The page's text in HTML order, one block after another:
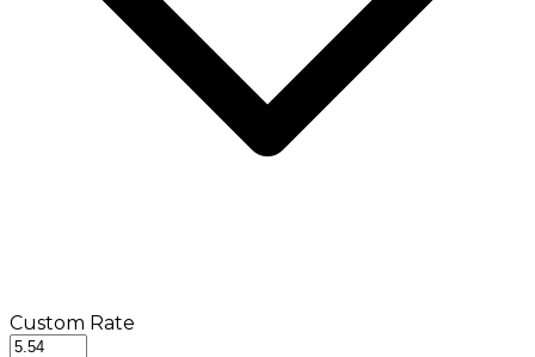
Custom Rate